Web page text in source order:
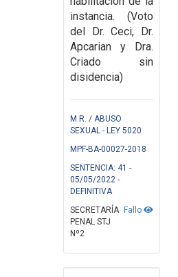
instancia. (Voto
del Dr. Ceci, Dr.
Apcarian y Dra.
Criado sin
disidencia)
M.R. / ABUSO
SEXUAL - LEY 5020
MPF-BA-00027-2018
SENTENCIA: 41 -
05/05/2022 -
DEFINITIVA
Fallo
SECRETARÍA
PENAL STJ
Nº2